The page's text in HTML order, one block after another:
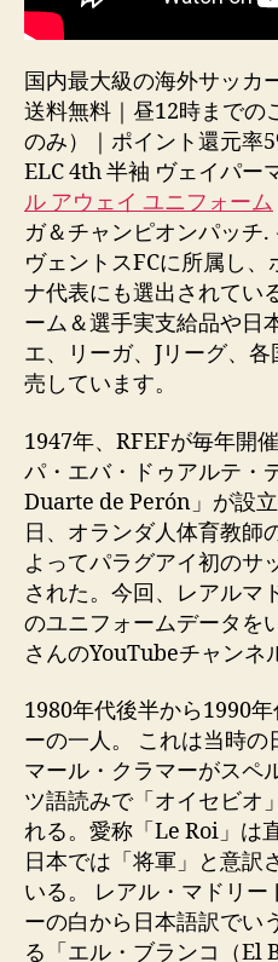
国内最大級の海外サッカ
送料無料｜昼12時までの
のみ）｜ポイント還元率
ELC 4th 半袖 ヴェイパー
ル アウェイ ユニフォーム
ガ＆チャンピオンパッチ
ヴェントスFCに所属し
ナ代表にも選出されてい
ーム＆選手実支給品や日
エ、リーガ、Jリーグ、
売しています。
1947年、RFEFが毎年開
パ・エバ・ドゥアルテ・
Duarte de Perón」が設
日、オランダ人体育教師
よってパラグアイ初のサ
された。今回、レアルマ
のユニフォームデータ
さんのYouTubeチャンネ
1980年代後半から1990
ーの一人。 これは当時の
マール・クラマーがスペ
ツ語読みで「オイセビオ
れる。愛称「Le Roi」は
日本では「将軍」と意訳
いる。 レアル・マドリー
ーの白から日本語訳でい
る「エル・ブランコ（El